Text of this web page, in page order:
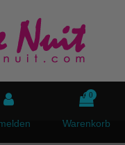
0
Warenkorb